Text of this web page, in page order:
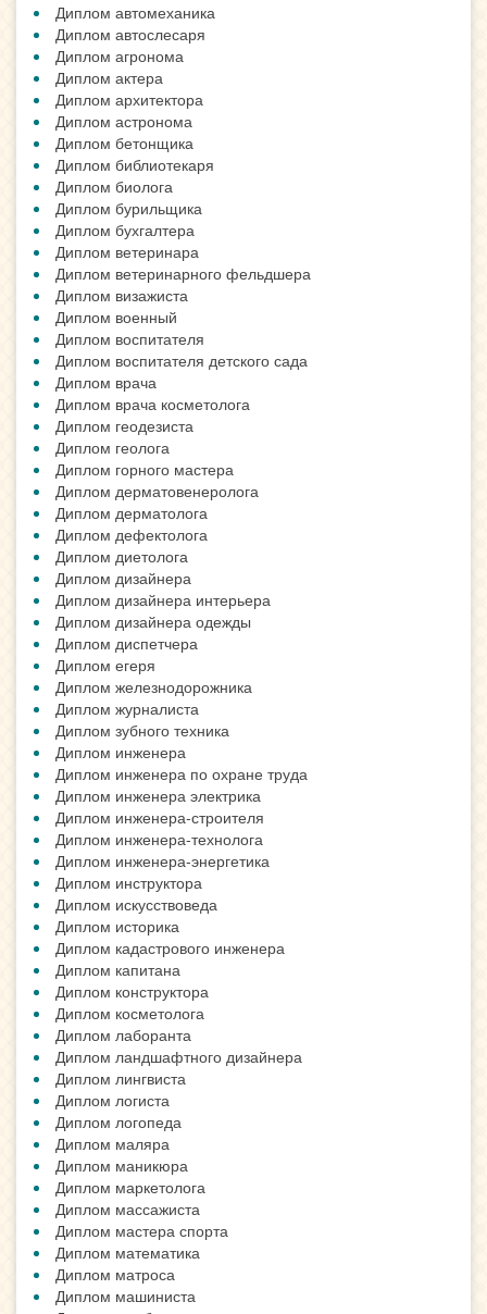
Диплом автомеханика
Диплом автослесаря
Диплом агронома
Диплом актера
Диплом архитектора
Диплом астронома
Диплом бетонщика
Диплом библиотекаря
Диплом биолога
Диплом бурильщика
Диплом бухгалтера
Диплом ветеринара
Диплом ветеринарного фельдшера
Диплом визажиста
Диплом военный
Диплом воспитателя
Диплом воспитателя детского сада
Диплом врача
Диплом врача косметолога
Диплом геодезиста
Диплом геолога
Диплом горного мастера
Диплом дерматовенеролога
Диплом дерматолога
Диплом дефектолога
Диплом диетолога
Диплом дизайнера
Диплом дизайнера интерьера
Диплом дизайнера одежды
Диплом диспетчера
Диплом егеря
Диплом железнодорожника
Диплом журналиста
Диплом зубного техника
Диплом инженера
Диплом инженера по охране труда
Диплом инженера электрика
Диплом инженера-строителя
Диплом инженера-технолога
Диплом инженера-энергетика
Диплом инструктора
Диплом искусствоведа
Диплом историка
Диплом кадастрового инженера
Диплом капитана
Диплом конструктора
Диплом косметолога
Диплом лаборанта
Диплом ландшафтного дизайнера
Диплом лингвиста
Диплом логиста
Диплом логопеда
Диплом маляра
Диплом маникюра
Диплом маркетолога
Диплом массажиста
Диплом мастера спорта
Диплом математика
Диплом матроса
Диплом машиниста